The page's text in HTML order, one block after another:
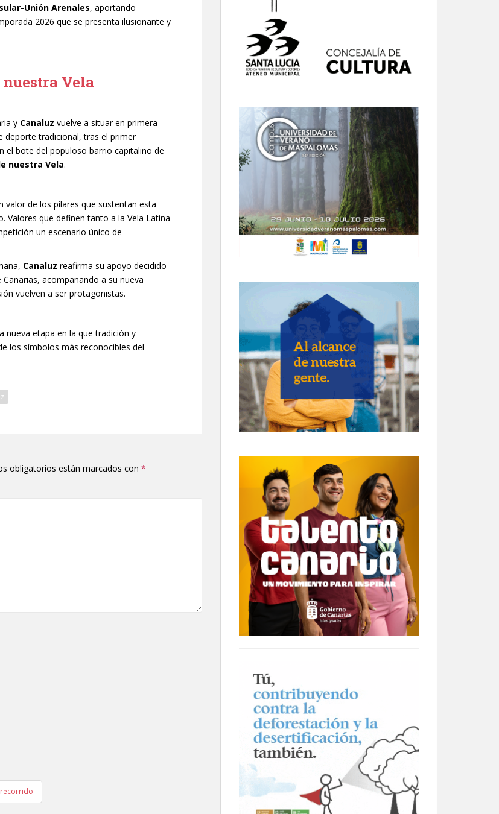
Unión Arenales, aportando
2026 que se presenta ilusionante y
Vela
y Canaluz vuelve a situar en primera
deporte tradicional, tras el primer
el bote del populoso barrio capitalino de
nuestra Vela.
valor de los pilares que sustentan esta
Valores que definen tanto a la Vela Latina
un escenario único de
Canaluz reafirma su apoyo decidido
acompañando a su nueva
vuelven a ser protagonistas.
nueva etapa en la que tradición y
los símbolos más reconocibles del
obligatorios están marcados con *